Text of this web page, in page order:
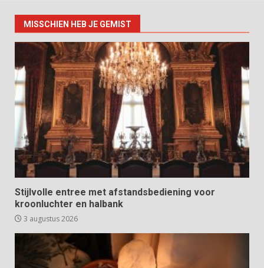
MISSCHIEN HEB JE GEMIST
Stijlvolle entree met afstandsbediening voor
kroonluchter en halbank
3 augustus 2026